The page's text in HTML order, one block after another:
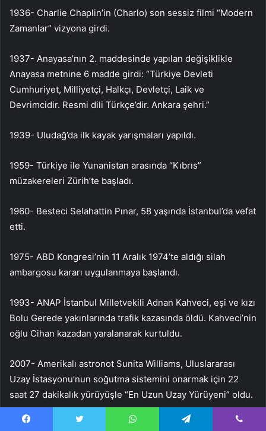
1936- Charlie Chaplin’in (Charlo) son sessiz filmi “Modern
Zamanlar” vizyona girdi.
1937- Anayasa’nın 2. maddesinde yapılan değişiklikle
Anayasa metnine 6 madde girdi: “Türkiye Devleti
Cumhuriyet, Milliyetçi, Halkçı, Devletçi, Laik ve
Devrimcidir. Resmi dili Türkçe’dir. Ankara şehri.”
1939- Uludağ’da ilk kayak yarışmaları yapıldı.
1959- Türkiye ile Yunanistan arasında “Kıbrıs”
müzakereleri Zürih’te başladı.
1960- Besteci Selahattin Pınar, 58 yaşında İstanbul’da vefat
etti.
1975- ABD Kongresi’nin 11 Aralık 1974’te aldığı silah
ambargosu kararı uygulanmaya başlandı.
1993- ANAP İstanbul Milletvekili Adnan Kahveci, eşi ve kızı
Bolu Gerede yakınlarında trafik kazasında öldü. Kahveci’nin
oğlu Cihan kazadan yaralanarak kurtuldu.
2007- Amerikalı astronot Sunita Williams, Uluslararası
Uzay İstasyonu’nun soğutma sistemini onarmak için 22
saat 27 dakikalık yürüyüşle “En Uzun Uzay Yürüyeni” oldu.
2013- Türkiye’nin NATO’dan talep ettiği Patriot Hava